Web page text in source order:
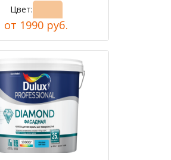
Цвет:
от 1990 руб.